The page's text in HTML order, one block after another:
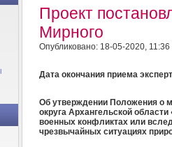
Проект
Мирного
Опубликовано: 18-05-2020, 11:36
Дата окончания приема
Об утверждении Положения о
округа Архангельской
военных конфликтах или
чрезвычайных ситуациях